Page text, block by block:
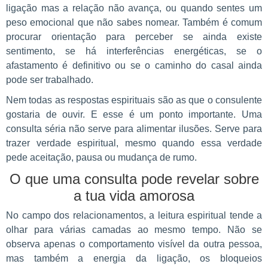
ligação mas a relação não avança, ou quando sentes um
peso emocional que não sabes nomear. Também é comum
procurar orientação para perceber se ainda existe
sentimento, se há interferências energéticas, se o
afastamento é definitivo ou se o caminho do casal ainda
pode ser trabalhado.
Nem todas as respostas espirituais são as que o consulente
gostaria de ouvir. E esse é um ponto importante. Uma
consulta séria não serve para alimentar ilusões. Serve para
trazer verdade espiritual, mesmo quando essa verdade
pede aceitação, pausa ou mudança de rumo.
O que uma consulta pode revelar sobre
a tua vida amorosa
No campo dos relacionamentos, a leitura espiritual tende a
olhar para várias camadas ao mesmo tempo. Não se
observa apenas o comportamento visível da outra pessoa,
mas também a energia da ligação, os bloqueios